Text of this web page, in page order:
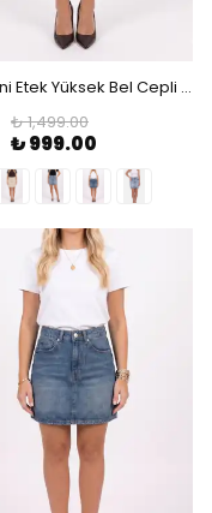
Kot Mini Etek Yüksek Bel Cepli Denim Etek Kadın Mini Etek - Krem
₺ 1,499.00
₺ 999.00